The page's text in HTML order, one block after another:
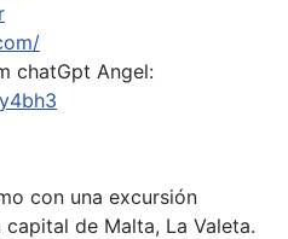
chatGpt Angel:
con una excursión
de Malta, La Valeta.